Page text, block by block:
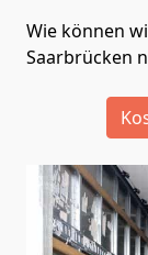
Wie können
Saarbrücken